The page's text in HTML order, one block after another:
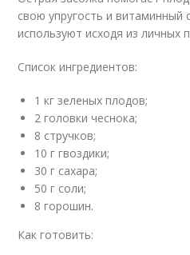
свою упругость и витаминный
используют исходя из личных
Список ингредиентов:
1 кг зеленых плодов;
2 головки чеснока;
8 стручков;
10 г гвоздики;
30 г сахара;
50 г соли;
8 горошин.
Как готовить: